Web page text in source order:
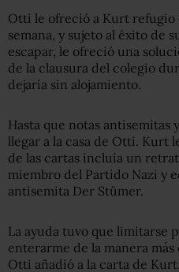
Otti le ofreció a Kurt refugio
semana, y sujeto al éxito de
escapar, le ofreció una
de la clausura del colegio
dejaría sin alojamiento.
Hasta que notas antisemitas
llegar a la casa de Otti. Kurt
de las cartas incluía un
miembro del Partido Nazi y
antisemita Der Stümer.
La ayuda tuvo que limitarse
enterarme de la manera
Otti añadió a la carta de Kurt,